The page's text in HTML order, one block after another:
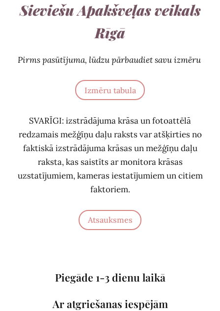
Sieviešu Apakšveļas veikals
Rīgā
Pirms pasūtījuma, lūdzu pārbaudiet savu izmēru
Izmēru tabula
SVARĪGI: izstrādājuma krāsa un fotoattēlā
redzamais mežģīņu daļu raksts var atšķirties no
faktiskā izstrādājuma krāsas un mežģīņu daļu
raksta, kas saistīts ar monitora krāsas
uzstatījumiem, kameras iestatījumiem un citiem
faktoriem.
Atsauksmes
Piegāde 1-3 dienu laikā
Ar atgriešanas iespējām